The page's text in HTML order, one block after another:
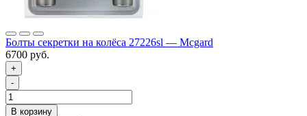
Болты секретки на колёса 27226sl — Mcgard
6700 руб.
+
-